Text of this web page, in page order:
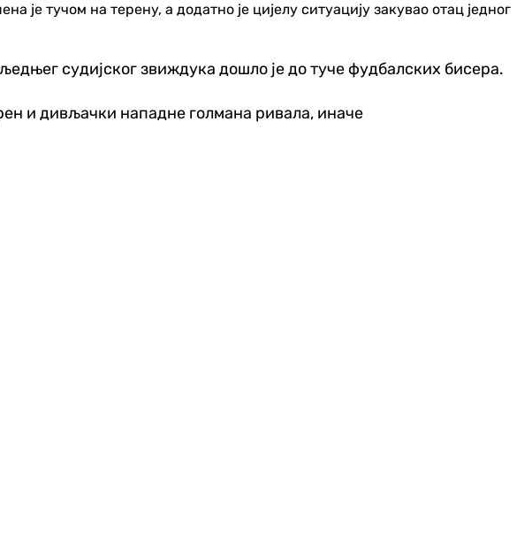
тучом на терену, а додатно је цијелу ситуацију закувао отац једног
судијског звиждука дошло је до туче фудбалских бисера.
и дивљачки нападне голмана ривала, иначе